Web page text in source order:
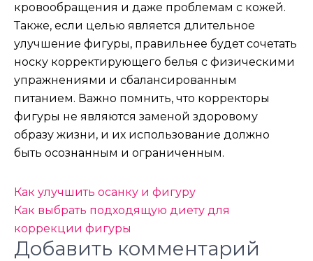
кровообращения и даже проблемам с кожей.
Также, если целью является длительное
улучшение фигуры, правильнее будет сочетать
носку корректирующего белья с физическими
упражнениями и сбалансированным
питанием. Важно помнить, что корректоры
фигуры не являются заменой здоровому
образу жизни, и их использование должно
быть осознанным и ограниченным.
Навигация
по
записям
Как улучшить осанку и фигуру
Как выбрать подходящую диету для
коррекции фигуры
Добавить комментарий